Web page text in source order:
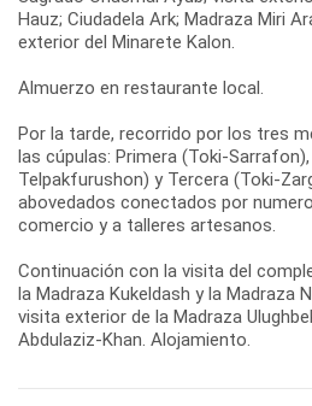
Hauz; Ciudadela Ark; Madraza Miri
exterior del Minarete Kalon.
Almuerzo en restaurante local.
Por la tarde, recorrido por los tres
las cúpulas: Primera (Toki-
Telpakfurushon) y Tercera (Toki-
abovedados conectados por
comercio y a talleres artesanos.
Continuación con la visita del
la Madraza Kukeldash y la Madraza
visita exterior de la Madraza